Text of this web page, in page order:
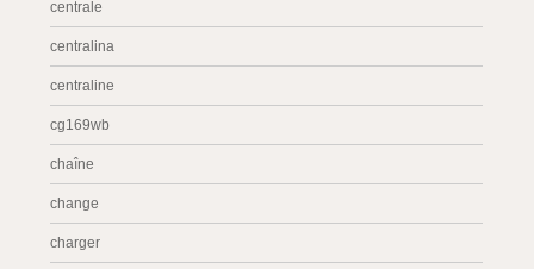
centrale
centralina
centraline
cg169wb
chaîne
change
charger